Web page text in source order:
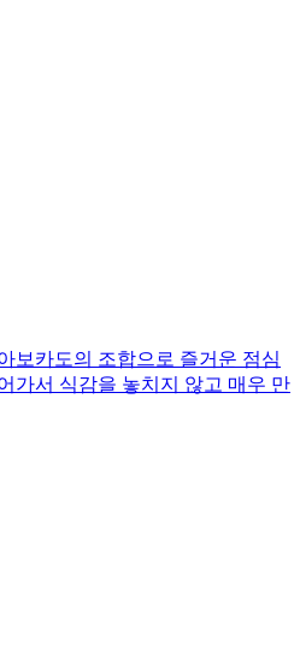
보카도의 조합으로 즐거운 점심
가서 식감을 놓치지 않고 매우 만